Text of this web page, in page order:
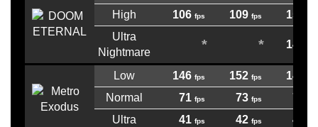
High
106 109
157
Ultra
Nightmare
147
Low 146 152
146
Normal
71 73
79
Ultra
41 42
47